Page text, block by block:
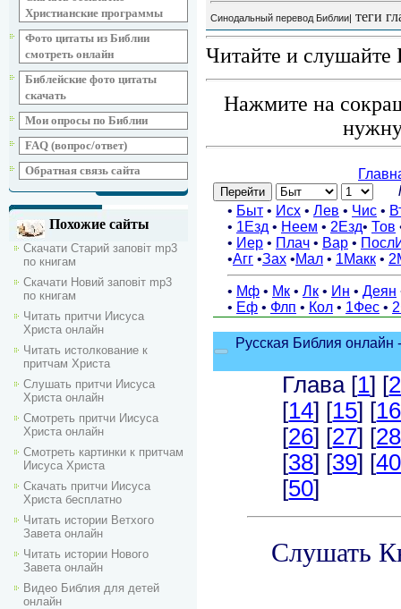
Христианские программы
Фото цитаты из Библии
смотреть онлайн
Библейские фото цитаты
скачать
Мои опросы по Библии
FAQ (вопрос/ответ)
Обратная связь сайта
Похожие сайты
Скачати Старий заповіт mp3
по книгам
Скачати Новий заповіт mp3
по книгам
Читать притчи Иисуса
Христа онлайн
Читать истолкование к
притчам Христа
Слушать притчи Иисуса
Христа онлайн
Смотреть притчи Иисуса
Христа онлайн
Смотреть картинки к притчам
Иисуса Христа
Скачать притчи Иисуса
Христа бесплатно
Читать истории Ветхого
Завета онлайн
Читать истории Нового
Завета онлайн
Видео Библия для детей
онлайн
Синодальный перевод Библии| теги
Читайте и слушайте
Нажмите на